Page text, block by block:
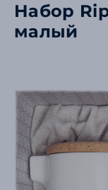
Набор
малый